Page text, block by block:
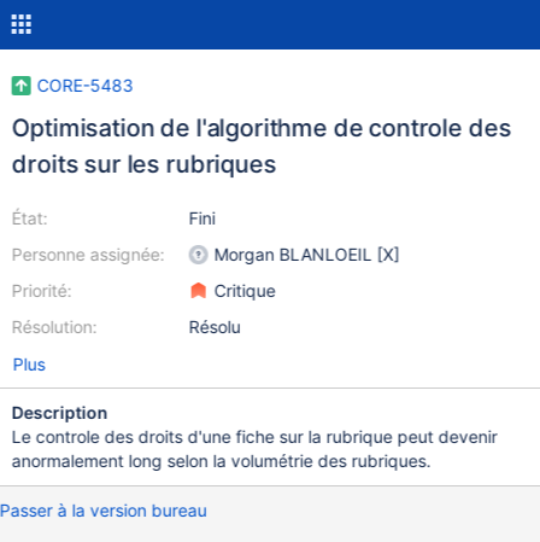
CORE-5483
Optimisation de l'algorithme de controle des
droits sur les rubriques
État:
Personne assignée:
Priorité:
Résolution:
Fini
Morgan BLANLOEIL [X]
Critique
Résolu
Plus
Description
Le controle des droits d'une fiche sur la rubrique peut devenir
anormalement long selon la volumétrie des rubriques.
Passer à la version bureau